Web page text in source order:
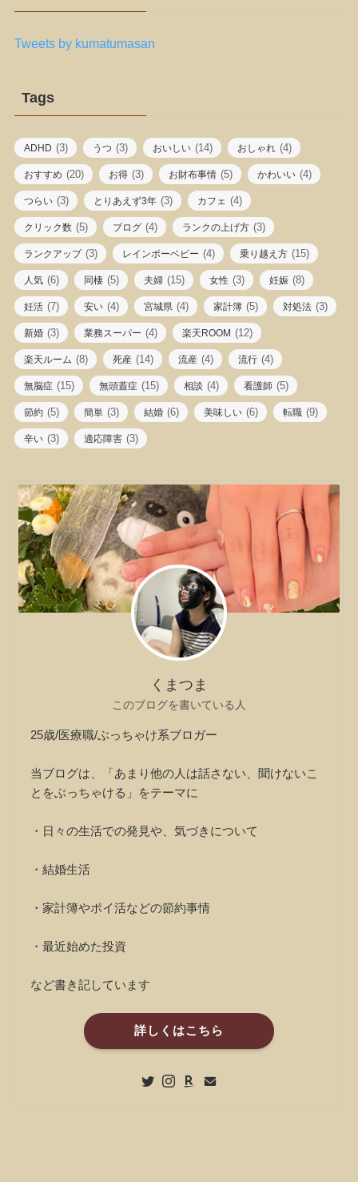
Tweets by kumatumasan
Tags
ADHD (3) うつ (3) おいしい (14) おしゃれ (4)
おすすめ (20) お得 (3) お財布事情 (5) かわいい (4)
つらい (3) とりあえず3年 (3) カフェ (4)
クリック数 (5) ブログ (4) ランクの上げ方 (3)
ランクアップ(3) レインボーベビー (4) 乗り越え方 (15)
人気 (6) 同棲 (5) 夫婦 (15) 女性 (3) 妊娠 (8)
妊活 (7) 安い (4) 宮城県 (4) 家計簿 (5) 対処法 (3)
新婚 (3) 業務スーパー (4) 楽天ROOM (12)
楽天ルーム (8) 死産 (14) 流産 (4) 流行 (4)
無脳症 (15) 無頭蓋症 (15) 相談 (4) 看護師 (5)
節約 (5) 簡単 (3) 結婚 (6) 美味しい (6) 転職 (9)
辛い (3) 適応障害 (3)
くまつま
このブログを書いている人
25歳/医療職/ぶっちゃけ系ブロガー
当ブログは、「あまり他の人は話さない、聞けないこ
とをぶっちゃける」をテーマに
・日々の生活での発見や、気づきについて
・結婚生活
・家計簿やポイ活などの節約事情
・最近始めた投資
など書き記しています
詳しくはこちら